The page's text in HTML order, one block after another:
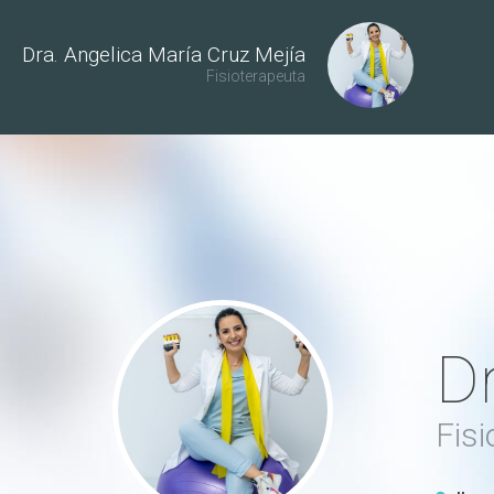
Dra. Angelica María Cruz Mejía
Fisioterapeuta